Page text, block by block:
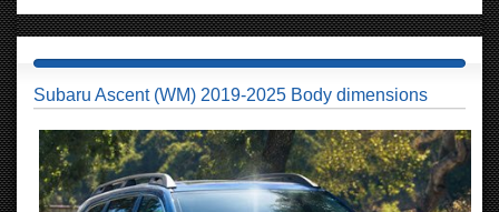
Subaru Ascent (WM) 2019-2025 Body dimensions